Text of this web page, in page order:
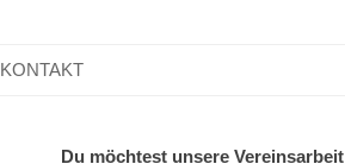
KONTAKT
Du möchtest unsere Vereinsarbeit